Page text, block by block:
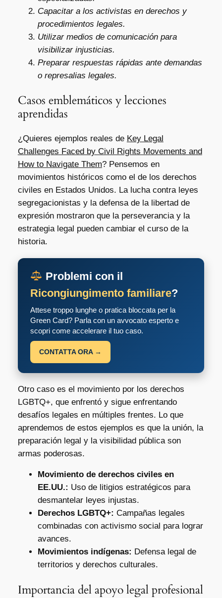
Capacitar a los activistas en derechos y
procedimientos legales.
Utilizar medios de comunicación para
visibilizar injusticias.
Preparar respuestas rápidas ante demandas
o represalias legales.
Casos emblemáticos y lecciones
aprendidas
¿Quieres ejemplos reales de Key Legal
Challenges Faced by Civil Rights Movements and
How to Navigate Them? Pensemos en
movimientos históricos como el de los derechos
civiles en Estados Unidos. La lucha contra leyes
segregacionistas y la defensa de la libertad de
expresión mostraron que la perseverancia y la
estrategia legal pueden cambiar el curso de la
historia.
Problemi con il
Ricongiungimento familiare?
Attese troppo lunghe o pratica bloccata per la
Green Card? Parla con un avvocato esperto e
scopri come accelerare il tuo caso.
CONTATTA ORA →
Otro caso es el movimiento por los derechos
LGBTQ+, que enfrentó y sigue enfrentando
desafíos legales en múltiples frentes. Lo que
aprendemos de estos ejemplos es que la unión, la
preparación legal y la visibilidad pública son
armas poderosas.
Movimiento de derechos civiles en
EE.UU.: Uso de litigios estratégicos para
desmantelar leyes injustas.
Derechos LGBTQ+: Campañas legales
combinadas con activismo social para lograr
avances.
Movimientos indígenas: Defensa legal de
territorios y derechos culturales.
Importancia del apoyo legal profesional